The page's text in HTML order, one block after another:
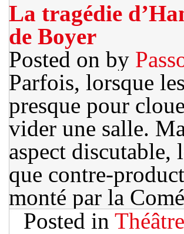
La tragédie
de Boyer
Posted on by
Parfois, lorsque
presque pour
vider une salle.
aspect discutable,
que contre-
monté par la
Posted in Théâtre